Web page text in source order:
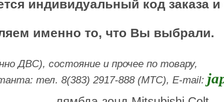
индивидуальный код заказа
именно то, что Вы выбрали.
ДВС), состояние и прочее по товару,
тел. 8(383) 2917-888 (МТС), E-mail: